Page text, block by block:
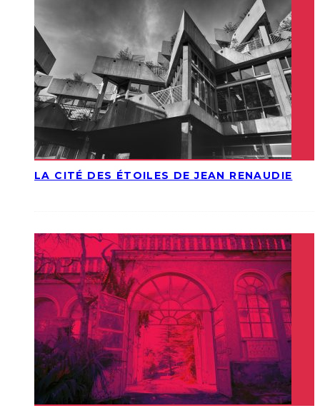
LA CITÉ DES ÉTOILES DE JEAN RENAUDIE